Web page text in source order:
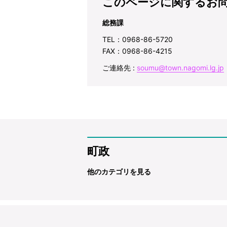
総務課
TEL：0968-86-5720
FAX：0968-86-4215
ご連絡先 : soumu@town.nagomi.lg.jp
町政
他のカテゴリを見る